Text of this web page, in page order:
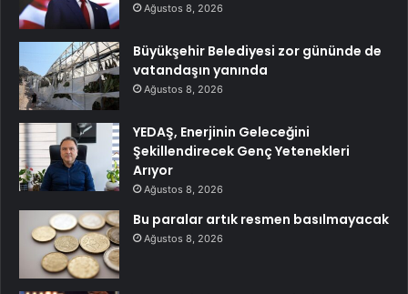
Ağustos 8, 2026
Büyükşehir Belediyesi zor gününde de
vatandaşın yanında
Ağustos 8, 2026
YEDAŞ, Enerjinin Geleceğini
Şekillendirecek Genç Yetenekleri
Arıyor
Ağustos 8, 2026
Bu paralar artık resmen basılmayacak
Ağustos 8, 2026